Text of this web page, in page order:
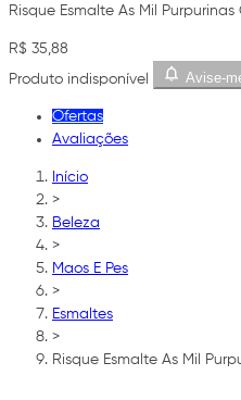
Risque Esmalte As Mil
R$ 35,88
Produto indisponível
Avise-
Ofertas
Avaliações
Início
>
Beleza
>
Maos E Pes
>
Esmaltes
>
Risque Esmalte As Mil